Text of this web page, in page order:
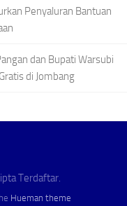
Penyaluran Bantuan
dan Bupati Warsubi
di Jombang
Terdaftar.
Hueman theme